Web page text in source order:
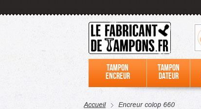
Tampon
encreur
Tampon
dateur
Accueil Encreur colop 660